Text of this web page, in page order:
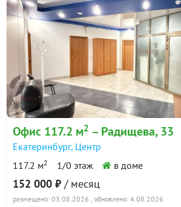
Офис 117.2 м2 – Радищева, 33
Екатеринбург, Центр
117.2 м2 1/0 этаж в доме
152 000 ₽ / месяц
размещено: 03.08.2026 , обновлено: 4.08.2026